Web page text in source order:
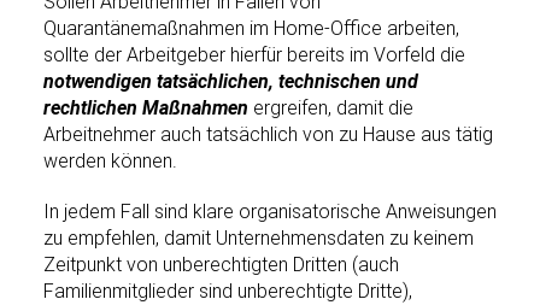
Quarantänemaßnahmen im Home-Office arbeiten,
sollte der Arbeitgeber hierfür bereits im Vorfeld die
notwendigen tatsächlichen, technischen und
rechtlichen Maßnahmen ergreifen, damit die
Arbeitnehmer auch tatsächlich von zu Hause aus tätig
werden können.
In jedem Fall sind klare organisatorische Anweisungen
zu empfehlen, damit Unternehmensdaten zu keinem
Zeitpunkt von unberechtigten Dritten (auch
Familienmitglieder sind unberechtigte Dritte),